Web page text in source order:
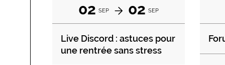
02 SEP 02 SEP
Live Discord : astuces pour
une rentrée sans stress